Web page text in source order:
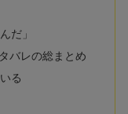
だ」
バレの総まとめ
る